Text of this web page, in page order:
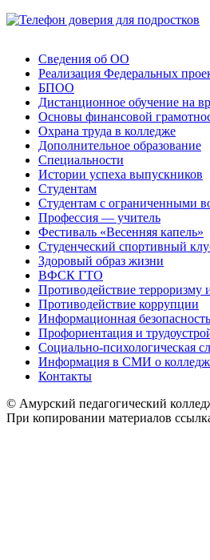
Сведения об ОО
Реализация Федеральных
БПОО
Дистанционное обучение на
Основы финансовой
Охрана труда в колледже
Дополнительное образование
Специальности
Истории успеха выпускников
Студентам
Студентам с ограниченными
Профессия — учитель
Фестиваль «Весенняя капель»
Студенческий спортивный
Здоровый образ жизни
ВФСК ГТО
Противодействие терроризму
Противодействие коррупции
Информационная безопасность
Профориентация и
Социально-психологическая
Информация в СМИ о
Контакты
© Амурский педагогический
При копировании материалов